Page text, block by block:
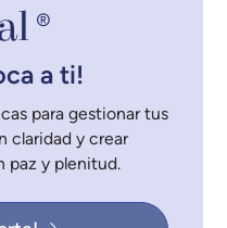
®
a ti!
para gestionar tus
claridad y crear
paz y plenitud.